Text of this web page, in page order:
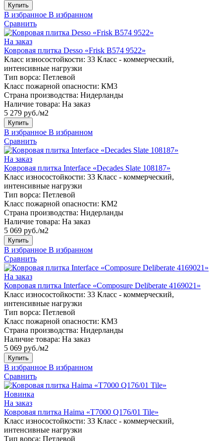
Купить
В избранное В избранном
Сравнить
На заказ
Ковровая плитка Desso «Frisk B574 9522»
Класс износостойкости: 33 Класс - коммерческий,
интенсивные нагрузки
Тип ворса: Петлевой
Класс пожарной опасности: КМ3
Страна производства: Нидерланды
Наличие товара: На заказ
5 279 руб./м2
Купить
В избранное В избранном
Сравнить
На заказ
Ковровая плитка Interface «Decades Slate 108187»
Класс износостойкости: 33 Класс - коммерческий,
интенсивные нагрузки
Тип ворса: Петлевой
Класс пожарной опасности: КМ2
Страна производства: Нидерланды
Наличие товара: На заказ
5 069 руб./м2
Купить
В избранное В избранном
Сравнить
На заказ
Ковровая плитка Interface «Composure Deliberate 4169021»
Класс износостойкости: 33 Класс - коммерческий,
интенсивные нагрузки
Тип ворса: Петлевой
Класс пожарной опасности: КМ3
Страна производства: Нидерланды
Наличие товара: На заказ
5 069 руб./м2
Купить
В избранное В избранном
Сравнить
Новинка
На заказ
Ковровая плитка Haima «T7000 Q176/01 Tile»
Класс износостойкости: 33 Класс - коммерческий,
интенсивные нагрузки
Тип ворса: Петлевой